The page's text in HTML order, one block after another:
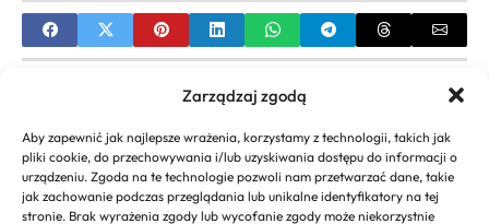
Zarządzaj zgodą
Aby zapewnić jak najlepsze wrażenia, korzystamy z technologii, takich jak
pliki cookie, do przechowywania i/lub uzyskiwania dostępu do informacji o
urządzeniu. Zgoda na te technologie pozwoli nam przetwarzać dane, takie
jak zachowanie podczas przeglądania lub unikalne identyfikatory na tej
stronie. Brak wyrażenia zgody lub wycofanie zgody może niekorzystnie
Ile Lat Ma One Direction? Historia, Powstanie i
Aktualny Status Zespołu
NEXT